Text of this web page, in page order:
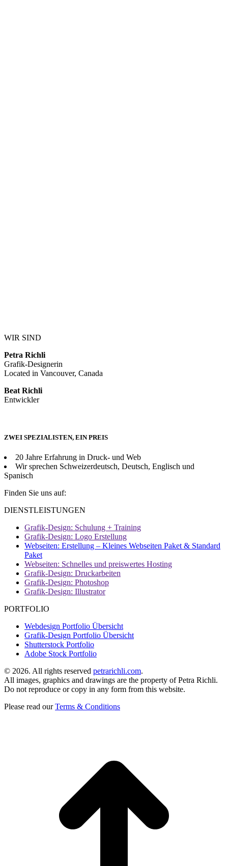
WIR SIND
Petra Richli
Grafik-Designerin
Located in Vancouver, Canada
Beat Richli
Entwickler
ZWEI SPEZIALISTEN, EIN PREIS
20 Jahre Erfahrung in Druck- und Web
Wir sprechen Schweizerdeutsch, Deutsch, Englisch und
Spanisch
Finden Sie uns auf:
Facebook
opens
new
window
DIENSTLEISTUNGEN
Grafik-Design: Schulung + Training
Grafik-Design: Logo Erstellung
Webseiten: Erstellung – Kleines Webseiten Paket & Standard
Paket
Webseiten: Schnelles und preiswertes Hosting
Grafik-Design: Druckarbeiten
Grafik-Design: Photoshop
Grafik-Design: Illustrator
PORTFOLIO
Webdesign Portfolio Übersicht
Grafik-Design Portfolio Übersicht
Shutterstock Portfolio
Adobe Stock Portfolio
© 2026. All rights reserved petrarichli.com.
All images, graphics and drawings are the property of Petra Richli.
Do not reproduce or copy in any form from this website.
Please read ourTerms & Conditions